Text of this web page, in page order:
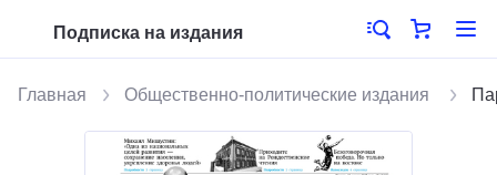
Подписка на издания
Главная Общественно-политические издания